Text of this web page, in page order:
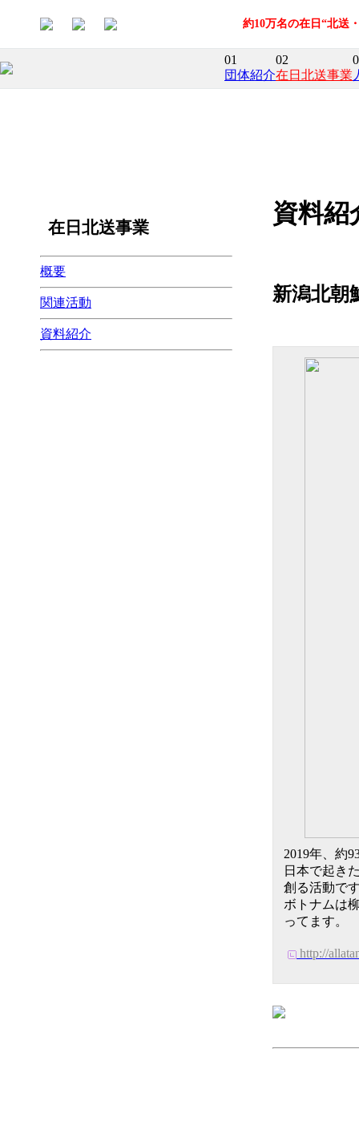
約10万名の在日“北送
01
団体紹介
02
在日北送事業
在日北送事業
概要
関連活動
資料紹介
資料紹
新潟北朝
2019年、約
日本で起き
創る活動で
ボトナムは
ってます。
http://